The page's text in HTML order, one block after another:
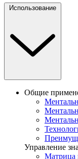
Использование
Общие
Управление
Матрица